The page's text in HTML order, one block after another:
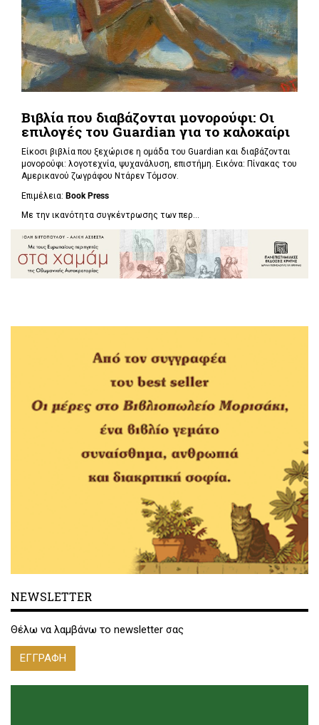
Βιβλία που διαβάζονται μονορούφι: Οι
επιλογές του Guardian για το καλοκαίρι
Είκοσι βιβλία που ξεχώρισε η ομάδα του Guardian και διαβάζονται
μονορούφι: λογοτεχνία, ψυχανάλυση, επιστήμη. Εικόνα: Πίνακας του
Αμερικανού ζωγράφου Ντάρεν Τόμσον.
Επιμέλεια: Book Press
Με την ικανότητα συγκέντρωσης των περ...
NEWSLETTER
Θέλω να λαμβάνω το newsletter σας
ΕΓΓΡΑΦΗ